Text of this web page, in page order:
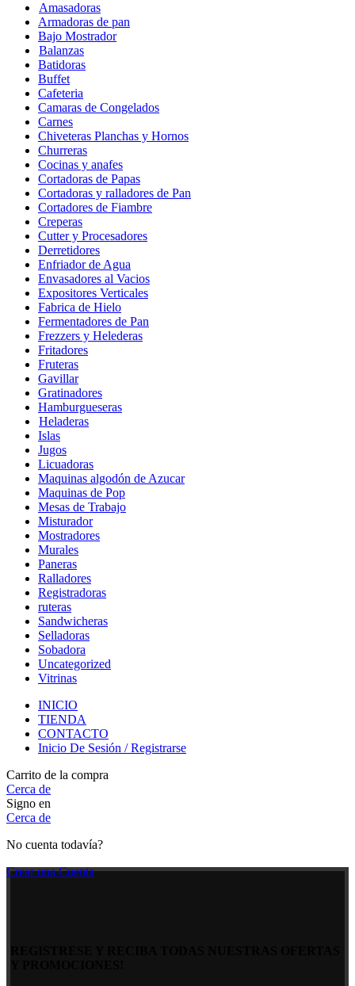
Amasadoras
Armadoras de pan
Bajo Mostrador
Balanzas
Batidoras
Buffet
Cafeteria
Camaras de Congelados
Carnes
Chiveteras Planchas y Hornos
Churreras
Cocinas y anafes
Cortadoras de Papas
Cortadoras y ralladores de Pan
Cortadores de Fiambre
Creperas
Cutter y Procesadores
Derretidores
Enfriador de Agua
Envasadores al Vacios
Expositores Verticales
Fabrica de Hielo
Fermentadores de Pan
Frezzers y Helederas
Fritadores
Fruteras
Gavillar
Gratinadores
Hamburgueseras
Heladeras
Islas
Jugos
Licuadoras
Maquinas algodón de Azucar
Maquinas de Pop
Mesas de Trabajo
Misturador
Mostradores
Murales
Paneras
Ralladores
Registradoras
ruteras
Sandwicheras
Selladoras
Sobadora
Uncategorized
Vitrinas
INICIO
TIENDA
CONTACTO
Inicio De Sesión / Registrarse
Carrito de la compra
Cerca de
Signo en
Cerca de
No cuenta todavía?
Crear una Cuenta